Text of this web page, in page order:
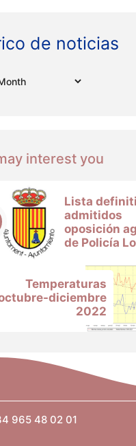
de noticias
interest you
Lista
admitidos
oposición
de Policía
Temperaturas
diciembre
2022
965 48 02 01